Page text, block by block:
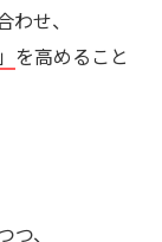
せ、
を高めること
、